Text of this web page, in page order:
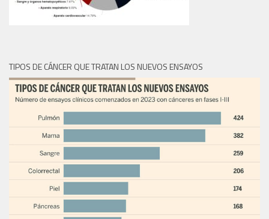
TIPOS DE CÁNCER QUE TRATAN LOS NUEVOS ENSAYOS